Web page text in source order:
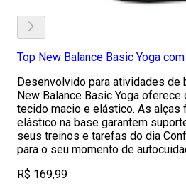
Top New Balance Basic Yoga
Desenvolvido para atividades de
New Balance Basic Yoga
tecido macio e elástico. As alças
elástico na base garantem
seus treinos e tarefas do dia
para o seu momento de
R$ 169,99